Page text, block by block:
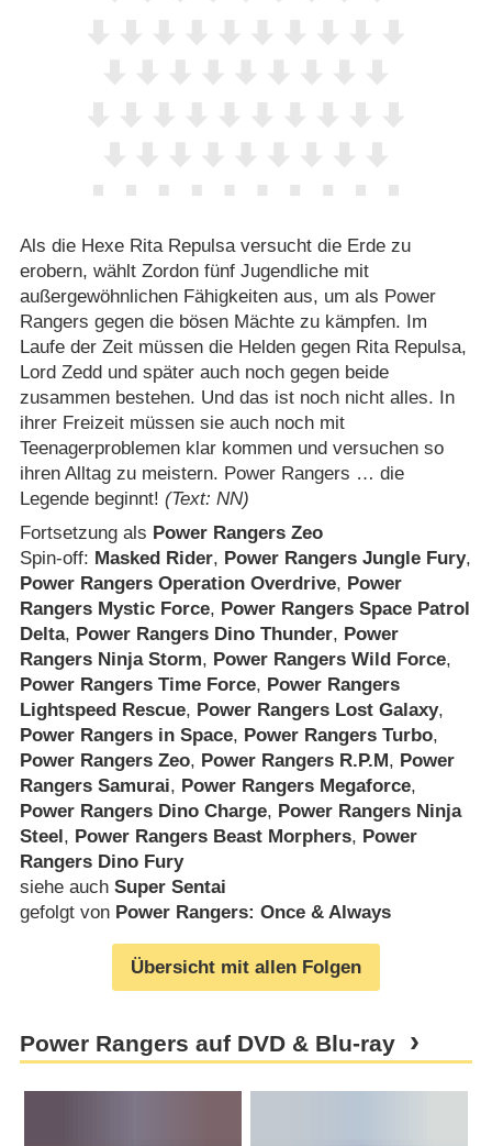
Als die Hexe Rita Repulsa versucht die Erde zu
erobern, wählt Zordon fünf Jugendliche mit
außergewöhnlichen Fähigkeiten aus, um als Power
Rangers gegen die bösen Mächte zu kämpfen. Im
Laufe der Zeit müssen die Helden gegen Rita Repulsa,
Lord Zedd und später auch noch gegen beide
zusammen bestehen. Und das ist noch nicht alles. In
ihrer Freizeit müssen sie auch noch mit
Teenagerproblemen klar kommen und versuchen so
ihren Alltag zu meistern. Power Rangers … die
Legende beginnt! (Text: NN)
Fortsetzung als Power Rangers Zeo
Spin-off: Masked Rider, Power Rangers Jungle Fury,
Power Rangers Operation Overdrive, Power
Rangers Mystic Force, Power Rangers Space Patrol
Delta, Power Rangers Dino Thunder, Power
Rangers Ninja Storm, Power Rangers Wild Force,
Power Rangers Time Force, Power Rangers
Lightspeed Rescue, Power Rangers Lost Galaxy,
Power Rangers in Space, Power Rangers Turbo,
Power Rangers Zeo, Power Rangers R.P.M , Power
Rangers Samurai, Power Rangers Megaforce,
Power Rangers Dino Charge, Power Rangers Ninja
Steel , Power Rangers Beast Morphers, Power
Rangers Dino Fury
siehe auch Super Sentai
gefolgt von Power Rangers: Once & Always
Übersicht mit allen Folgen
Power Rangers auf DVD & Blu-ray